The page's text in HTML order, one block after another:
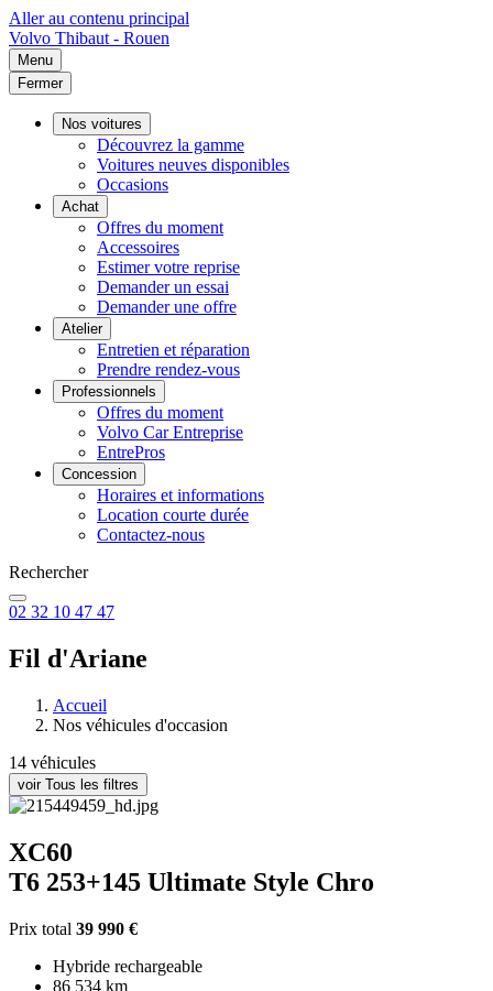
Aller au contenu principal
Volvo Thibaut - Rouen
Menu
Fermer
Nos voitures
Découvrez la gamme
Voitures neuves disponibles
Occasions
Achat
Offres du moment
Accessoires
Estimer votre reprise
Demander un essai
Demander une offre
Atelier
Entretien et réparation
Prendre rendez-vous
Professionnels
Offres du moment
Volvo Car Entreprise
EntrePros
Concession
Horaires et informations
Location courte durée
Contactez-nous
Rechercher
02 32 10 47 47
Fil d'Ariane
Accueil
Nos véhicules d'occasion
14 véhicules
voir Tous les filtres
XC60
T6 253+145 Ultimate Style Chro
Prix total 39 990 €
Hybride rechargeable
86 534 km